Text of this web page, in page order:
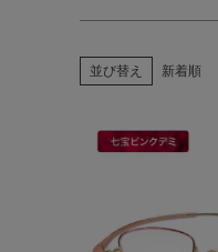
並び替え 新着順